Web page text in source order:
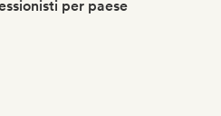
per paese